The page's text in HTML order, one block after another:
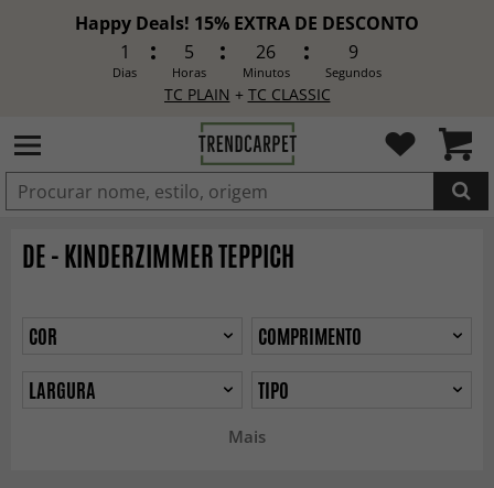
Happy Deals! 15% EXTRA DE DESCONTO
1
Dias
5
Horas
26
Minutos
7
Segundos
TC PLAIN + TC CLASSIC
ADICIONADO
DE - KINDERZIMMER TEPPICH
Mais
COR
COMPRIMENTO
LARGURA
TIPO